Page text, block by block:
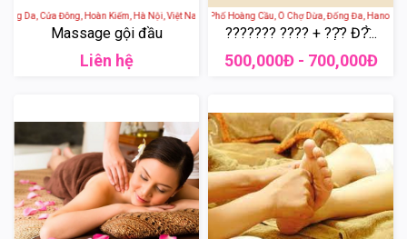
Da, Cửa Đông, Hoàn Kiếm, Hà Nội, Việt Nam
Massage gội đầu
Liên hệ
Perla Spa - 4 Ngõ 73 Phố Hoàng Cầu, Ô Chợ Dừa, Đống Đa, Hanoi,
??????? ???? + ??̣̂? Đ?̂̀...
500,000Đ - 700,000Đ